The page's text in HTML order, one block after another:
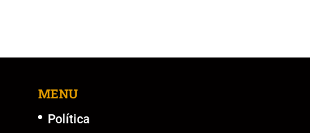
MENU
Política